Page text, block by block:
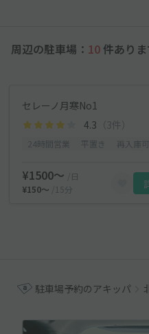
周辺の駐車場： 10 件ありま
セレーノ月寒No1
4.3 （3件）
¥1500〜
/日
¥150〜
/15分
駐車場予約のアキッパ